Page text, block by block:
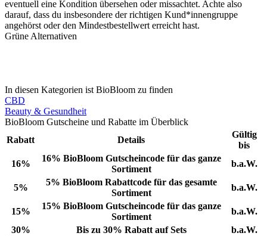
eventuell eine Kondition übersehen oder missachtet. Achte also
darauf, dass du insbesondere der richtigen Kund*innengruppe
angehörst oder den Mindestbestellwert erreicht hast.
Grüne Alternativen
In diesen Kategorien ist BioBloom zu finden
CBD
Beauty & Gesundheit
BioBloom Gutscheine und Rabatte im Überblick
Rabatt
Details
Gültig
bis
16%
16% BioBloom Gutscheincode für das ganze
Sortiment
b.a.W.
5%
5% BioBloom Rabattcode für das gesamte
Sortiment
b.a.W.
15%
15% BioBloom Gutscheincode für das ganze
Sortiment
b.a.W.
30%
Bis zu 30% Rabatt auf Sets
b.a.W.